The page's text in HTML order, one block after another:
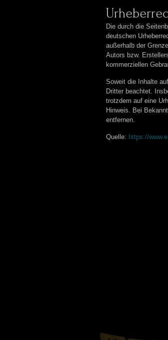
Die durch die
deutschen
außerhalb der
Autors bzw.
kommerziellen
Soweit die Inhalte
Dritter beachtet.
trotzdem auf eine
Hinweis. Bei
entfernen.
Quelle: https://